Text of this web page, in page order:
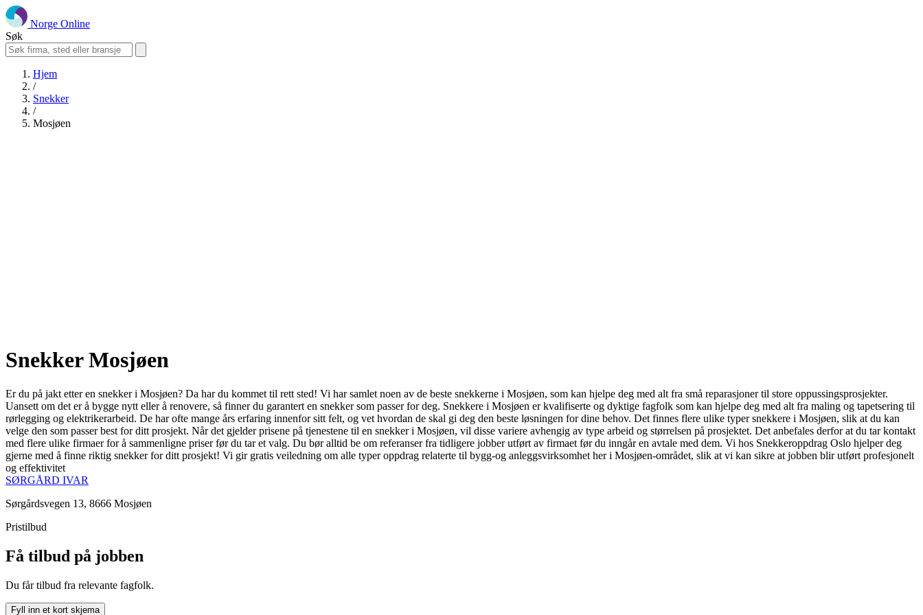
Norge Online
Søk
Hjem
/
Snekker
/
Mosjøen
Snekker Mosjøen
Er du på jakt etter en snekker i Mosjøen? Da har du kommet til rett sted! Vi har samlet noen av de beste snekkerne i Mosjøen, som kan hjelpe deg med alt fra små reparasjoner til store oppussingsprosjekter.
Uansett om det er å bygge nytt eller å renovere, så finner du garantert en snekker som passer for deg. Snekkere i Mosjøen er kvalifiserte og dyktige fagfolk som kan hjelpe deg med alt fra maling og tapetsering til
rørlegging og elektrikerarbeid. De har ofte mange års erfaring innenfor sitt felt, og vet hvordan de skal gi deg den beste løsningen for dine behov. Det finnes flere ulike typer snekkere i Mosjøen, slik at du kan
velge den som passer best for ditt prosjekt. Når det gjelder prisene på tjenestene til en snekker i Mosjøen, vil disse variere avhengig av type arbeid og størrelsen på prosjektet. Det anbefales derfor at du tar kontakt
med flere ulike firmaer for å sammenligne priser før du tar et valg. Du bør alltid be om referanser fra tidligere jobber utført av firmaet før du inngår en avtale med dem. Vi hos Snekkeroppdrag Oslo hjelper deg
gjerne med å finne riktig snekker for ditt prosjekt! Vi gir gratis veiledning om alle typer oppdrag relaterte til bygg-og anleggsvirksomhet her i Mosjøen-området, slik at vi kan sikre at jobben blir utført profesjonelt
og effektivitet
SØRGÅRD IVAR
Sørgårdsvegen 13, 8666 Mosjøen
Pristilbud
Få tilbud på jobben
Du får tilbud fra relevante fagfolk.
Fyll inn et kort skjema